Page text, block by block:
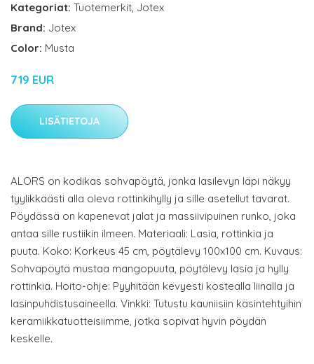
Kategoriat: Tuotemerkit, Jotex
Brand: Jotex
Color: Musta
719 EUR
LISÄTIETOJA
ALORS on kodikas sohvapöytä, jonka lasilevyn läpi näkyy
tyylikkäästi alla oleva rottinkihylly ja sille asetellut tavarat.
Pöydässä on kapenevat jalat ja massiivipuinen runko, joka
antaa sille rustiikin ilmeen. Materiaali: Lasia, rottinkia ja
puuta. Koko: Korkeus 45 cm, pöytälevy 100x100 cm. Kuvaus:
Sohvapöytä mustaa mangopuuta, pöytälevy lasia ja hylly
rottinkia. Hoito-ohje: Pyyhitään kevyesti kostealla liinalla ja
lasinpuhdistusaineella. Vinkki: Tutustu kauniisiin käsintehtyihin
keramiikkatuotteisiimme, jotka sopivat hyvin pöydän
keskelle.